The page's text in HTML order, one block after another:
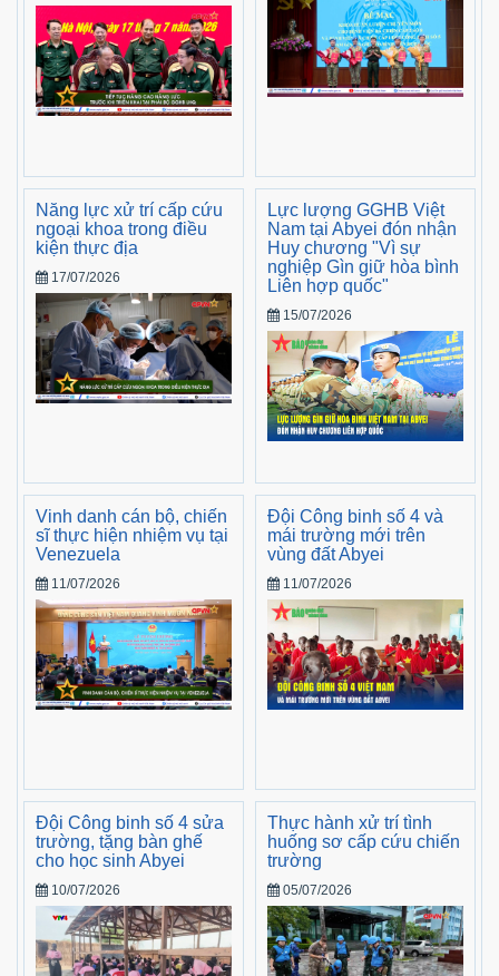
Năng lực xử trí cấp cứu
ngoại khoa trong điều
kiện thực địa
17/07/2026
Lực lượng GGHB Việt
Nam tại Abyei đón nhận
Huy chương "Vì sự
nghiệp Gìn giữ hòa bình
Liên hợp quốc"
15/07/2026
Vinh danh cán bộ, chiến
sĩ thực hiện nhiệm vụ tại
Venezuela
11/07/2026
Đội Công binh số 4 và
mái trường mới trên
vùng đất Abyei
11/07/2026
Đội Công binh số 4 sửa
trường, tặng bàn ghế
cho học sinh Abyei
10/07/2026
Thực hành xử trí tình
huống sơ cấp cứu chiến
trường
05/07/2026